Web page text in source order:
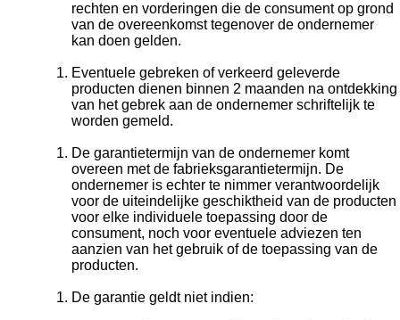
rechten en vorderingen die de consument op grond
van de overeenkomst tegenover de ondernemer
kan doen gelden.
Eventuele gebreken of verkeerd geleverde
producten dienen binnen 2 maanden na ontdekking
van het gebrek aan de ondernemer schriftelijk te
worden gemeld.
De garantietermijn van de ondernemer komt
overeen met de fabrieksgarantietermijn. De
ondernemer is echter te nimmer verantwoordelijk
voor de uiteindelijke geschiktheid van de producten
voor elke individuele toepassing door de
consument, noch voor eventuele adviezen ten
aanzien van het gebruik of de toepassing van de
producten.
De garantie geldt niet indien: